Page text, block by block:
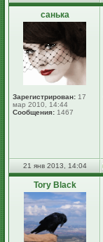
санька
Зарегистрирован: 17
мар 2010, 14:44
Сообщения: 1467
21 янв 2013, 14:04
Tory Black